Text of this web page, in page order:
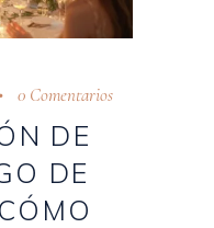
0 Comentarios
DE
DE